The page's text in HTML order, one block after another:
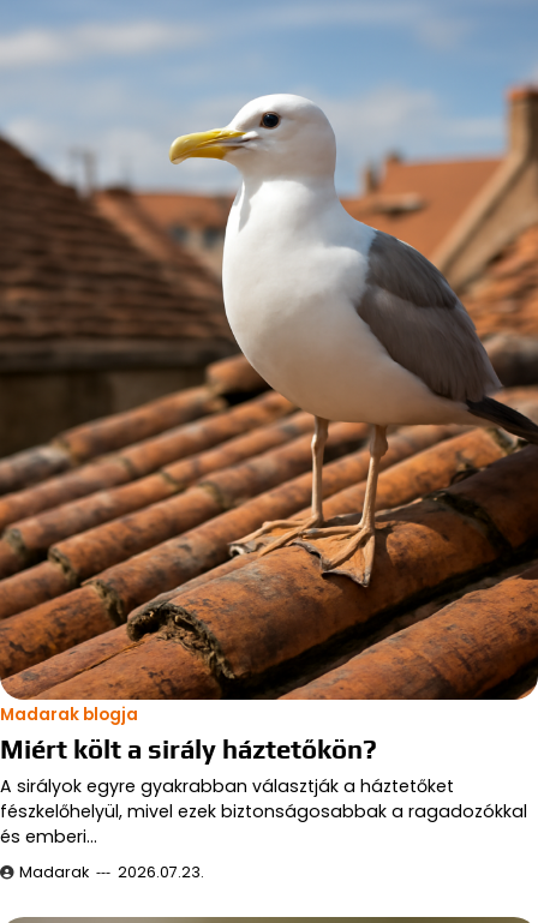
Madarak blogja
Miért költ a sirály háztetőkön?
A sirályok egyre gyakrabban választják a háztetőket
fészkelőhelyül, mivel ezek biztonságosabbak a ragadozókkal
és emberi…
Madarak 2026.07.23.